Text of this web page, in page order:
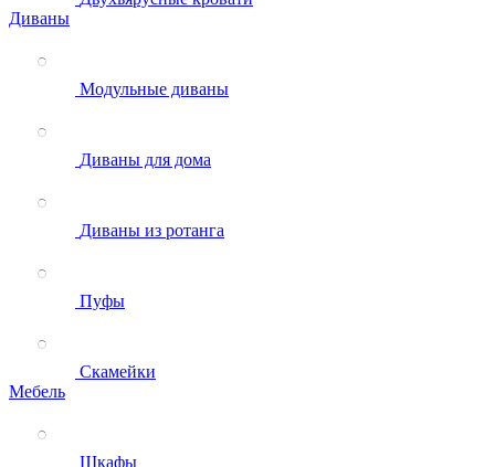
Диваны
Модульные диваны
Диваны для дома
Диваны из ротанга
Пуфы
Скамейки
Мебель
Шкафы